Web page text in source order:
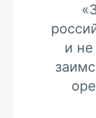
и